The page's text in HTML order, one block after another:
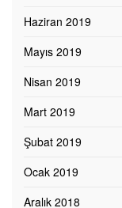
Haziran 2019
Mayıs 2019
Nisan 2019
Mart 2019
Şubat 2019
Ocak 2019
Aralık 2018